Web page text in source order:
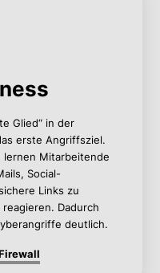
Glied“ in der
erste Angriffsziel.
lernen Mitarbeitende
Social-
Links zu
Dadurch
deutlich.